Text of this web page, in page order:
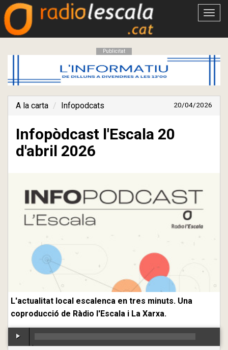
Obrir
Publicitat
A la carta Infopodcats 20/04/2026
Infopòdcast l'Escala 20
d'abril 2026
L'actualitat local escalenca en tres minuts. Una
coproducció de Ràdio l'Escala i La Xarxa.